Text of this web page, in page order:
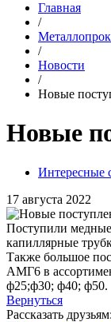
Главная
/
/
Новости
/
Новые
Новые
Интересные
17 августа 2022
Поступили
капиллярные
Также большое
АМГ6 в
ф25;ф30; ф40; ф50.
Вернуться
Рассказать друзьям: